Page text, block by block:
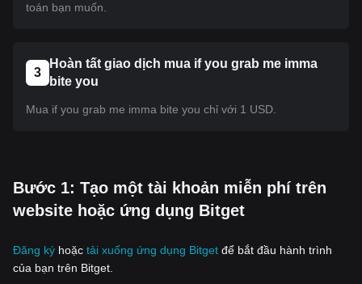
toán bạn muốn.
3
Hoàn tất giao dịch mua if you grab me imma
bite you
Mua if you grab me imma bite you chỉ với 1 USD.
‌Bước 1: Tạo một tài khoản miễn phí trên
website hoặc ứng dụng Bitget
Đăng ký hoặc tải xuống ứng dụng Bitget để bắt đầu hành trình
của bạn trên Bitget.